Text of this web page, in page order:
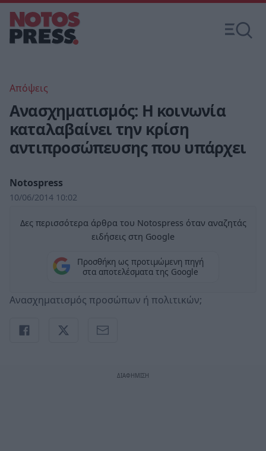
Απόψεις
Ανασχηματισμός: Η κοινωνία
καταλαβαίνει την κρίση
αντιπροσώπευσης που υπάρχει
Notospress
10/06/2014 10:02
Δες περισσότερα άρθρα του Notospress όταν αναζητάς
ειδήσεις στη Google
Προσθήκη ως προτιμώμενη πηγή
στα αποτελέσματα της Google
Ανασχηματισμός προσώπων ή πολιτικών;